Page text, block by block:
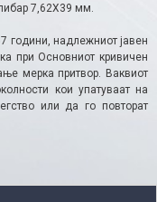
7,62Х39 мм.
години, надлежниот јавен
при Основниот кривичен
мерка притвор. Ваквиот
кои упатуваат на
или да го повторат